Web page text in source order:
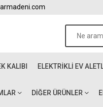
KALIBI ELEKTRIKLI EV
DIĞER ÜRÜNLER